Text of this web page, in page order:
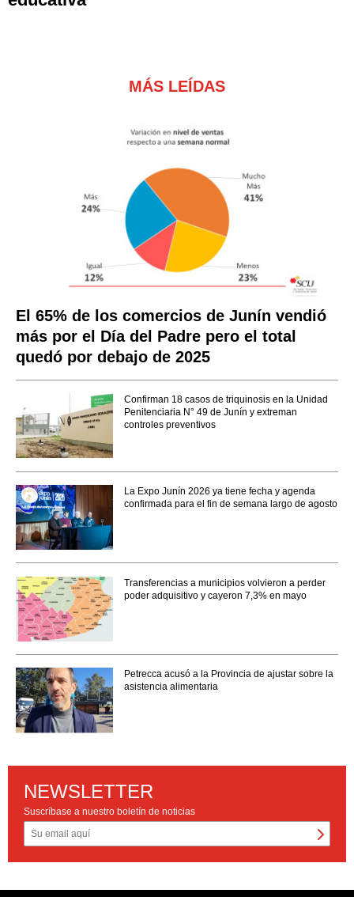
MÁS LEÍDAS
El 65% de los comercios de Junín vendió
más por el Día del Padre pero el total
quedó por debajo de 2025
Confirman 18 casos de triquinosis en la Unidad
Penitenciaria N° 49 de Junín y extreman
controles preventivos
La Expo Junín 2026 ya tiene fecha y agenda
confirmada para el fin de semana largo de agosto
Transferencias a municipios volvieron a perder
poder adquisitivo y cayeron 7,3% en mayo
Petrecca acusó a la Provincia de ajustar sobre la
asistencia alimentaria
NEWSLETTER
Suscríbase a nuestro boletín de noticias